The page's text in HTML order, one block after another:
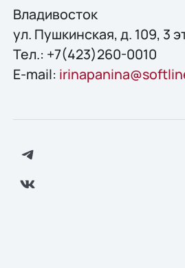
Владивосток
ул. Пушкинская, д. 109, 3
Тел.: +7(423)260-0010
E-mail: